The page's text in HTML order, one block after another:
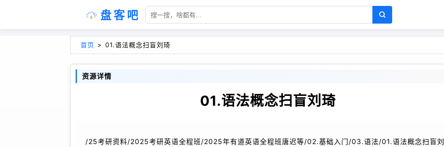
盘客吧
首页 > 01.语法概念扫盲刘琦
资源详情
01.语法概念扫盲刘琦
/25考研资料/2025考研英语全程班/2025年有道英语全程班唐迟等/02.基础入门/03.语法/01.语法概念扫盲刘